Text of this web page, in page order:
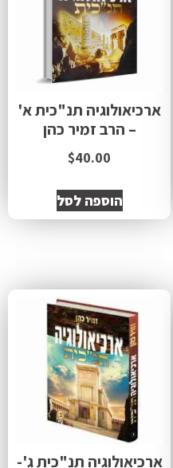
ארכיאולוגיה תנ"כית א'
– הרב זמיר כהן
$40.00
הוספה לסל
ארכיאולוגיה תנ"כית ג'-